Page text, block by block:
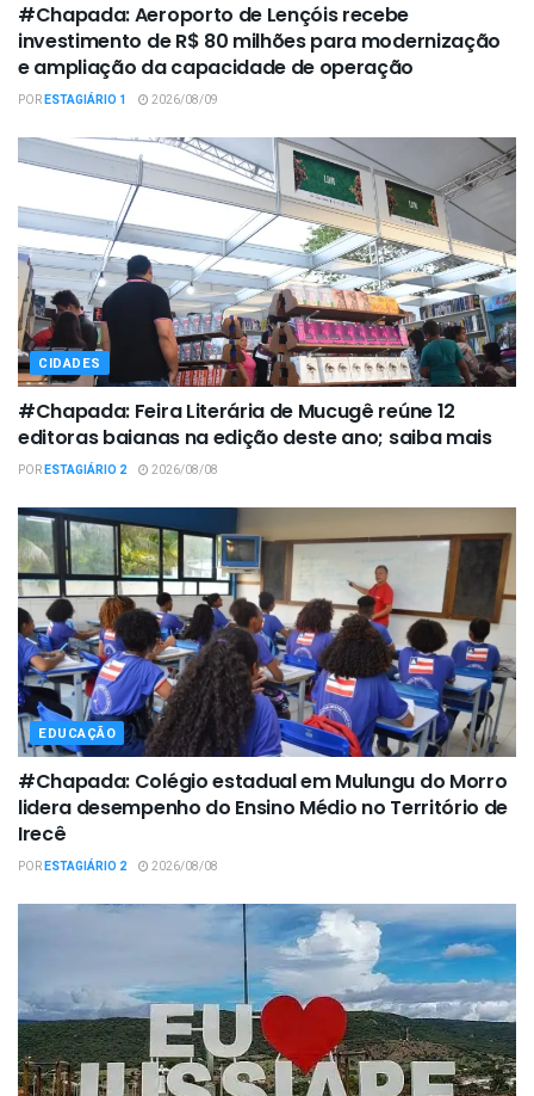
#Chapada: Aeroporto de Lençóis recebe
investimento de R$ 80 milhões para modernização
e ampliação da capacidade de operação
PORESTAGIÁRIO 1 2026/08/09
CIDADES
#Chapada: Feira Literária de Mucugê reúne 12
editoras baianas na edição deste ano; saiba mais
PORESTAGIÁRIO 2 2026/08/08
EDUCAÇÃO
#Chapada: Colégio estadual em Mulungu do Morro
lidera desempenho do Ensino Médio no Território de
Irecê
PORESTAGIÁRIO 2 2026/08/08